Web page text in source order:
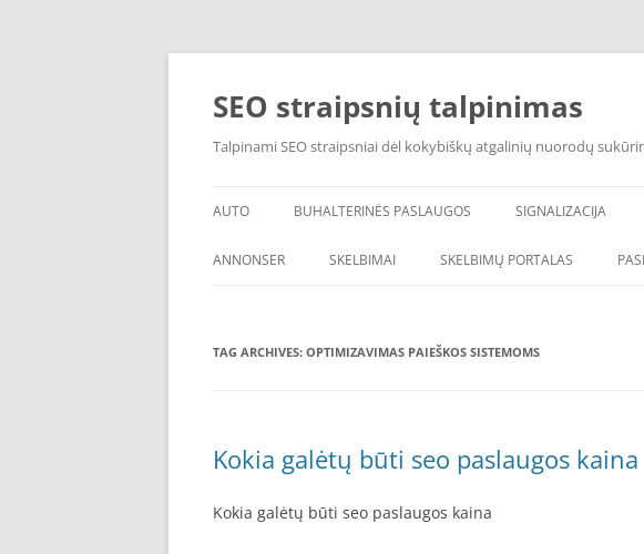
Skip
SEO straipsnių talpinimas
Talpinami SEO straipsniai dėl kokybiškų atgalinių nuorodų
AUTO BUHALTERINĖS PASLAUGOS SIGNALIZACIJA
ANNONSER SKELBIMAI SKELBIMŲ PORTALAS
TAG ARCHIVES: OPTIMIZAVIMAS PAIEŠKOS SISTEMOMS
Kokia galėtų būti seo paslaugos kaina
Kokia galėtų būti seo paslaugos kaina